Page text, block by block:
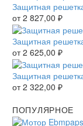
Защитная
от2 827,00 ₽
Защитная
от2 625,00 ₽
Защитная
от2 322,00 ₽
ПОПУЛЯРНОЕ